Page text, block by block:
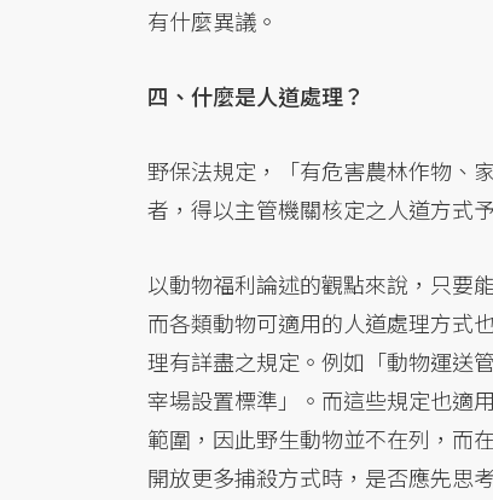
有什麼異議。
四、什麼是人道處理？
野保法規定，「有危害農林作物、
者，得以主管機關核定之人道方式
以動物福利論述的觀點來說，只要
而各類動物可適用的人道處理方式
理有詳盡之規定。例如「動物運送
宰場設置標準」。而這些規定也適
範圍，因此野生動物並不在列，而
開放更多捕殺方式時，是否應先思